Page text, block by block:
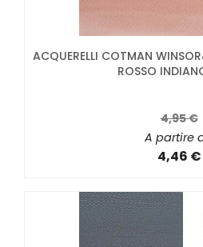
ACQUERELLI COTMAN
ROSSO
4,95 €
A partire
4,46 €